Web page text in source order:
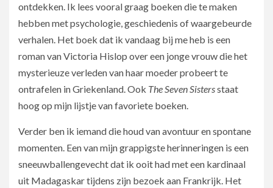
ontdekken. Ik lees vooral graag boeken die te maken
hebben met psychologie, geschiedenis of waargebeurde
verhalen. Het boek dat ik vandaag bij me heb is een
roman van Victoria Hislop over een jonge vrouw die het
mysterieuze verleden van haar moeder probeert te
ontrafelen in Griekenland. Ook The Seven Sistersstaat
hoog op mijn lijstje van favoriete boeken.
Verder ben ik iemand die houd van avontuur en spontane
momenten. Een van mijn grappigste herinneringen is een
sneeuwballengevecht dat ik ooit had met een kardinaal
uit Madagaskar tijdens zijn bezoek aan Frankrijk. Het